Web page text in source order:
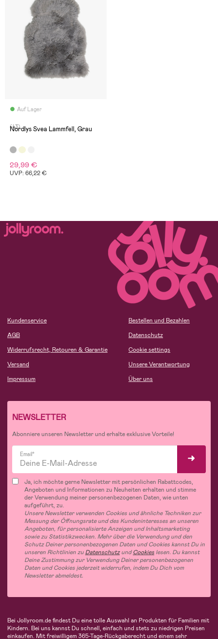
Auf Lager
(43)
Nordlys Svea Lammfell, Grau
29,99 €
UVP: 66,22 €
Kundenservice
AGB
Widerrufsrecht, Retouren & Garantie
Versand
Impressum
Bestellen und Bezahlen
Datenschutz
Cookie settings
Unsere Verantwortung
Über uns
NEWSLETTER
Abonniere unseren Newsletter und erhalte exklusive Vorteile!
Email*
Ja, ich möchte gerne Newsletter mit persönlichen Rabattcodes,
Angeboten und Informationen zu Neuheiten erhalten und stimme
der Verwendung meiner personenbezogenen Daten, wie unten
aufgeführt, zu.
Unsere Newsletter verwenden Cookies und ähnliche Techniken zur
Messung der Öffnungsrate und des Kundeninteresses an unseren
Angeboten, für personalisierte Anzeigen und Inhaltsmarketing
sowie zu Statistikzwecken. Mehr über die Verwendung und den
Schutz Deiner personenbezogenen Daten und Cookies kannst Du in
unseren Richtlinien zu DatenschutzundCookies lesen. Du kannst
Deine Zustimmung zur Verwendung Deiner personenbezogenen
Daten und Cookies jederzeit widerrufen, indem Du Dich vom
Newsletter abmeldest.
Bei Jollyroom.de findest Du eine tolle Auswahl an Produkten für Familien mit
Kindern. Bei uns kannst Du schnell, einfach und stets zu niedrigen Preisen
einkaufen. Mit freiwilligem 365-Tage-Rückgaberecht und einem sehr